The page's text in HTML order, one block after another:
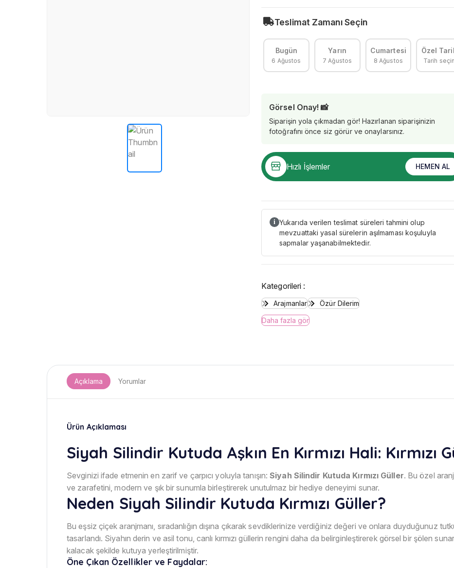
Teslimat Zamanı Seçin
Bugün
6 Ağustos
Yarın
7 Ağustos
Cumartesi
8 Ağustos
Özel
Tarih seçin
Görsel Onay! 📸
Siparişin yola çıkmadan gör! Hazırlanan siparişinizin
fotoğrafını önce siz görür ve onaylarsınız.
Hızlı İşlemler HEMEN AL
i Yukarıda verilen teslimat süreleri tahmini olup
mevzuattaki yasal sürelerin aşılmaması koşuluyla
sapmalar yaşanabilmektedir.
Kategorileri :
Arajmanlar Özür Dilerim
Daha fazla gör
Açıklama Yorumlar
Ürün Açıklaması
Siyah Silindir Kutuda Aşkın En Kırmızı Hali: Kırmızı
Sevginizi ifade etmenin en zarif ve çarpıcı yoluyla tanışın:Siyah Silindir Kutuda Kırmızı Güller. Bu özel
ve zarafetini, modern ve şık bir sunumla birleştirerek unutulmaz bir hediye deneyimi sunar.
Neden Siyah Silindir Kutuda Kırmızı Güller?
Bu eşsiz çiçek aranjmanı, sıradanlığın dışına çıkarak sevdiklerinize verdiğiniz değeri ve onlara duyduğunuz
tasarlandı. Siyahın derin ve asil tonu, canlı kırmızı güllerin rengini daha da belirginleştirerek görsel bir şölen
kalacak şekilde kutuya yerleştirilmiştir.
Öne Çıkan Özellikler ve Faydalar: